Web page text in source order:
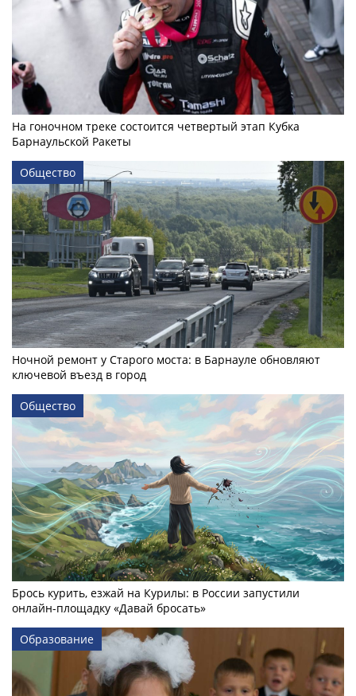
На гоночном треке состоится четвертый этап Кубка
Барнаульской Ракеты
Общество
Ночной ремонт у Старого моста: в Барнауле обновляют
ключевой въезд в город
Общество
Брось курить, езжай на Курилы: в России запустили
онлайн-­площадку «Давай бросать»
Образование